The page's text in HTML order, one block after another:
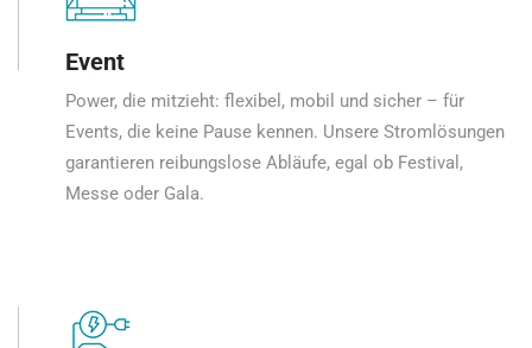
Event
Power, die mitzieht: flexibel, mobil und sicher – für
Events, die keine Pause kennen. Unsere Stromlösungen
garantieren reibungslose Abläufe, egal ob Festival,
Messe oder Gala.